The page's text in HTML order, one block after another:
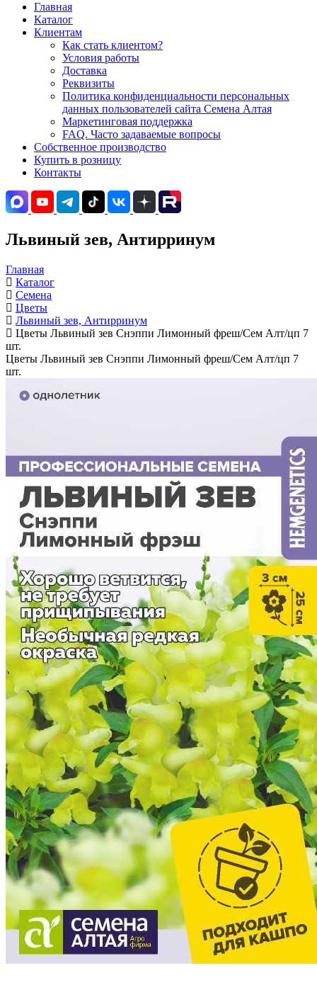
Главная
Каталог
Клиентам
Как стать клиентом?
Условия работы
Доставка
Реквизиты
Политика конфиденциальности персональных
данных пользователей сайта Семена Алтая
Маркетинговая поддержка
FAQ. Часто задаваемые вопросы
Собственное производство
Купить в розницу
Контакты
Львиный зев, Антирринум
Главная
Каталог
Семена
Цветы
Львиный зев, Антирринум
Цветы Львиный зев Снэппи Лимонный фреш/Сем Алт/цп 7
шт.
Цветы Львиный зев Снэппи Лимонный фреш/Сем Алт/цп 7
шт.